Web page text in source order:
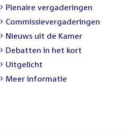
External
link:
Plenaire vergaderingen
External
link:
Commissievergaderingen
External
link:
Nieuws uit de Kamer
External
link:
Debatten in het kort
External
link:
Uitgelicht
Meer informatie